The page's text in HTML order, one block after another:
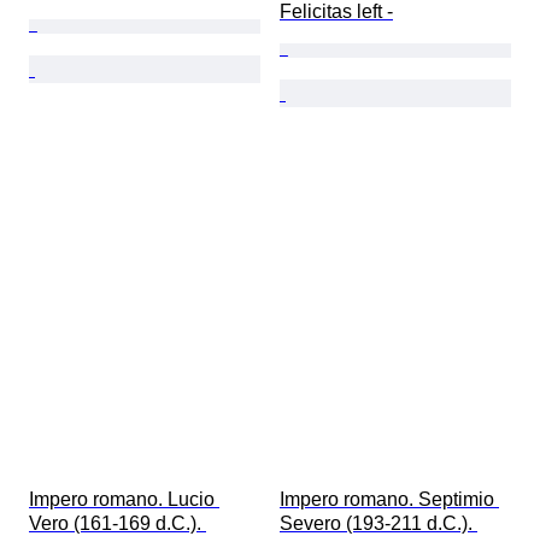
Felicitas left -
Impero romano. Lucio
Vero (161-169 d.C.).
Impero romano. Septimio
Severo (193-211 d.C.).